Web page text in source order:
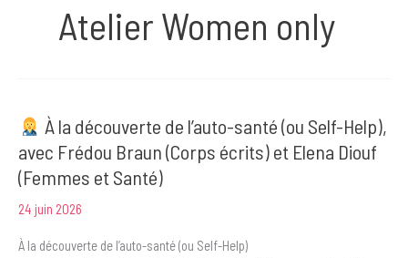
Atelier Women only
À la découverte de l’auto-santé (ou Self-Help),
avec Frédou Braun (Corps écrits) et Elena Diouf
(Femmes et Santé)
24 juin 2026
À la découverte de l’auto-santé (ou Self-Help)